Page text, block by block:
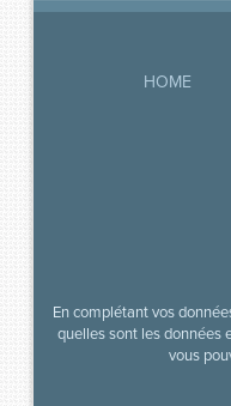
HOME
En complétant vos
quelles sont les données
vous